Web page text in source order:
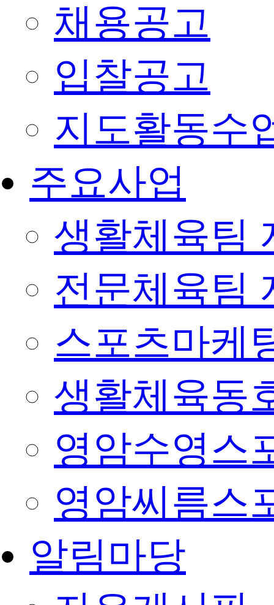
채용공고
입찰공고
지도활동수
주요사업
생활체육팀
전문체육팀
스포츠마케
생활체육동
영암수영스
영암씨름스
알림마당